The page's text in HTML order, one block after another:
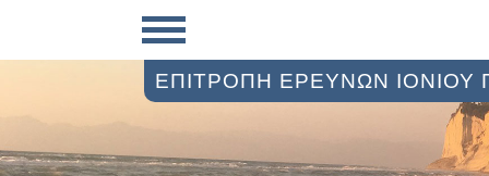
ΕΠΙΤΡΟΠΗ ΕΡΕΥΝΩΝ ΙΟΝΙΟΥ